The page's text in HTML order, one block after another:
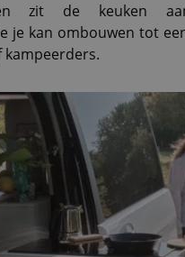
zit de keuken
je kan ombouwen tot